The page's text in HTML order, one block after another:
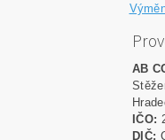
AB
IČO:
DIČ: